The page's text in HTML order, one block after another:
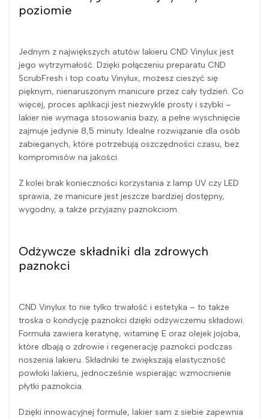
poziomie
Jednym z największych atutów lakieru CND Vinylux jest
jego wytrzymałość. Dzięki połączeniu preparatu CND
ScrubFresh i top coatu Vinylux, możesz cieszyć się
pięknym, nienaruszonym manicure przez cały tydzień. Co
więcej, proces aplikacji jest niezwykle prosty i szybki –
lakier nie wymaga stosowania bazy, a pełne wyschnięcie
zajmuje jedynie 8,5 minuty. Idealne rozwiązanie dla osób
zabieganych, które potrzebują oszczędności czasu, bez
kompromisów na jakości.
Z kolei brak konieczności korzystania z lamp UV czy LED
sprawia, że manicure jest jeszcze bardziej dostępny,
wygodny, a także przyjazny paznokciom.
Odżywcze składniki dla zdrowych
paznokci
CND Vinylux to nie tylko trwałość i estetyka – to także
troska o kondycję paznokci dzięki odżywczemu składowi.
Formuła zawiera keratynę, witaminę E oraz olejek jojoba,
które dbają o zdrowie i regenerację paznokci podczas
noszenia lakieru. Składniki te zwiększają elastyczność
powłoki lakieru, jednocześnie wspierając wzmocnienie
płytki paznokcia.
Dzięki innowacyjnej formule, lakier sam z siebie zapewnia